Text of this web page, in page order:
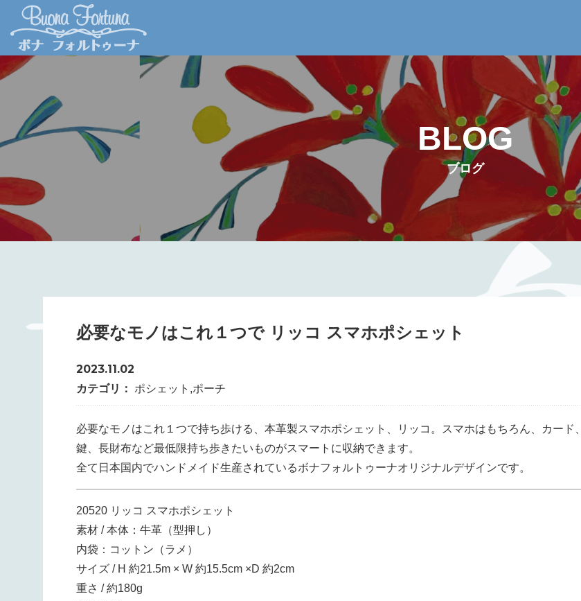
BLOG
ブログ
必要なモノはこれ１つで リッコ スマホポシェット
2023.11.02
カテゴリ： ポシェット ,ポーチ
必要なモノはこれ１つで持ち歩ける、本革製スマホポシェット、リッコ。スマホはもちろん、カード、
鍵、長財布など最低限持ち歩きたいものがスマートに収納できます。
全て日本国内でハンドメイド生産されているボナフォルトゥーナオリジナルデザインです。
20520 リッコ スマホポシェット
素材 / 本体：牛革（型押し）
内袋：コットン（ラメ）
サイズ / H 約21.5m × W 約15.5cm ×D 約2cm
重さ / 約180g